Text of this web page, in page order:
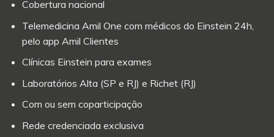
Cobertura nacional
Telemedicina Amil One com médicos do Einstein 24h,
pelo app Amil Clientes
Clínicas Einstein para exames
Laboratórios Alta (SP e RJ) e Richet (RJ)
Com ou sem coparticipação
Rede credenciada exclusiva